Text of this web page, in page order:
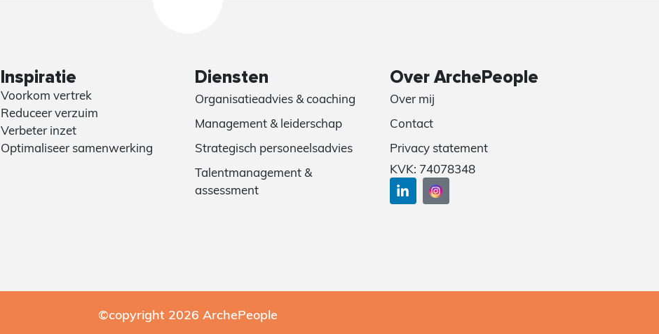
Inspiratie
Voorkom vertrek
Reduceer verzuim
Verbeter inzet
Optimaliseer samenwerking
Diensten
Organisatieadvies & coaching
Management & leiderschap
Strategisch personeelsadvies
Talentmanagement &
assessment
Over ArchePeople
Over mij
Contact
Privacy statement
KVK: 74078348
©copyright 2026 ArchePeople